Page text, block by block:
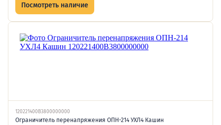
Посмотреть наличие
120221400В3800000000
Ограничитель перенапряжения ОПН-214 УХЛ4 Кашин